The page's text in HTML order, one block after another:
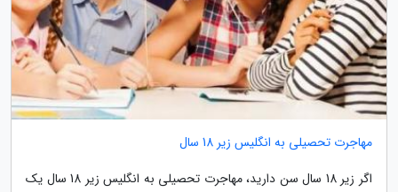
مهاجرت تحصیلی به انگلیس زیر 18 سال
اگر زیر 18 سال سن دارید، مهاجرت تحصیلی به انگلیس زیر 18 سال یک